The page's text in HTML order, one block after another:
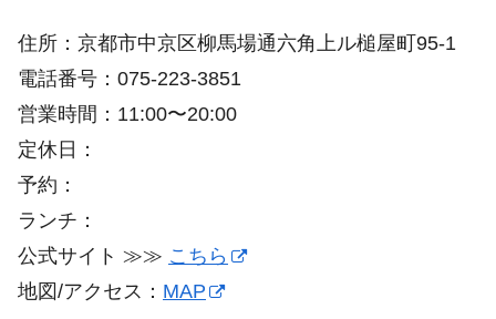
住所：京都市中京区柳馬場通六角上ル槌屋町95-1
電話番号：075-223-3851
営業時間：11:00〜20:00
定休日：
予約：
ランチ：
公式サイト ≫≫ こちら
地図/アクセス： MAP